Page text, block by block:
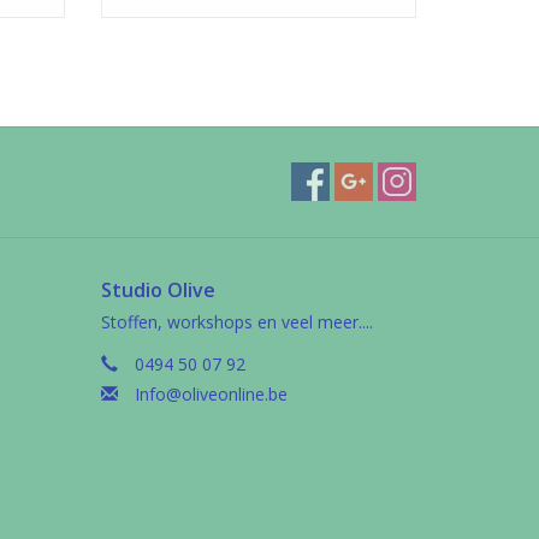
Studio Olive
Stoffen, workshops en veel meer....
0494 50 07 92
Info@oliveonline.be